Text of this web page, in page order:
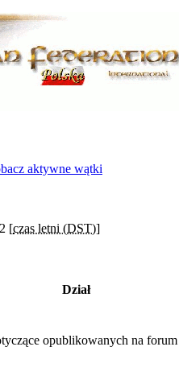
aktywne wątki
[czas letni (DST)]
Dział
opublikowanych na